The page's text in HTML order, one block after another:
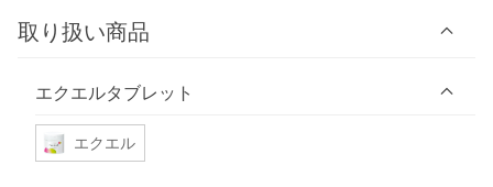
取り扱い商品
エクエルタブレット
エクエル